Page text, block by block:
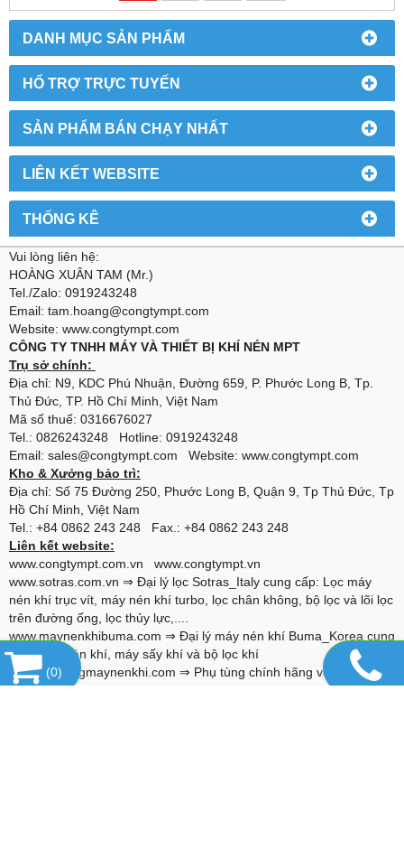
DANH MỤC SẢN PHẨM
HỔ TRỢ TRỰC TUYẾN
SẢN PHẨM BÁN CHẠY NHẤT
LIÊN KẾT WEBSITE
THỐNG KÊ
Vui lòng liên hệ:
HOÀNG XUÂN TAM (Mr.)
Tel./Zalo: 0919243248
Email: tam.hoang@congtympt.com
Website: www.congtympt.com
CÔNG TY TNHH MÁY VÀ THIẾT BỊ KHÍ NÉN MPT
Trụ sở chính:
Địa chỉ: N9, KDC Phú Nhuận, Đường 659, P. Phước Long B, Tp.
Thủ Đức, TP. Hồ Chí Minh, Việt Nam
Mã số thuế: 0316676027
Tel.: 0826243248 Hotline: 0919243248
Email: sales@congtympt.com Website: www.congtympt.com
Kho & Xưởng bảo trì:
Địa chỉ: Số 75 Đường 250, Phước Long B, Quận 9, Tp Thủ Đức, Tp
Hồ Chí Minh, Việt Nam
Tel.: +84 0862 243 248 Fax.: +84 0862 243 248
Liên kết website:
www.congtympt.com.vn
www.congtympt.vn
www.sotras.com.vn ⇒ Đại lý lọc Sotras_Italy cung cấp: Lọc máy
nén khí trục vít, máy nén khí turbo, lọc chân không, bộ lọc và lõi lọc
trên đường ống, lọc thủy lực,....
www.maynenkhibuma.com ⇒ Đại lý máy nén khí Buma_Korea cung
cấp: Máy nén khí, máy sấy khí và bộ lọc khí
www.phutungmaynenkhi.com ⇒ Phụ tùng chính hãng và thay thế
cho máy nén khí: Alascopco, Boge, Compair, Gardner Denver,
(0)